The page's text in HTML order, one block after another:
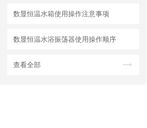
数显恒温水箱使用操作注意事项
数显恒温水浴振荡器使用操作顺序
查看全部